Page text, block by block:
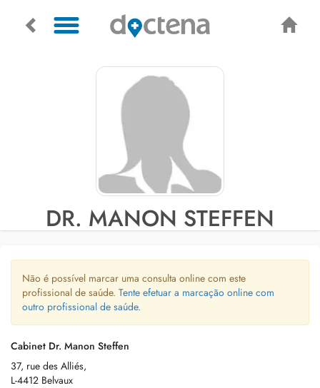
DR. MANON STEFFEN
Não é possível marcar uma consulta online com este
profissional de saúde. Tente efetuar a marcação online com
outro profissional de saúde.
Cabinet Dr. Manon Steffen
37, rue des Alliés,
L-4412 Belvaux